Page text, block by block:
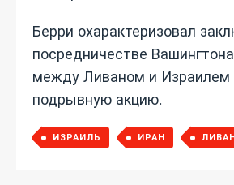
Берри охарактеризовал
посредничестве
между Ливаном и Израилем
подрывную акцию.
ИЗРАИЛЬ ИРАН